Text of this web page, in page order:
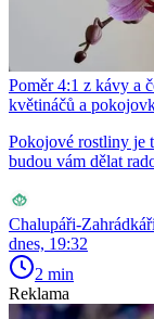
Poměr 4:1 z kávy a
květináčů a
Pokojové rostliny je
budou vám dělat
Chalupáři-
dnes, 19:32
2 min
Reklama